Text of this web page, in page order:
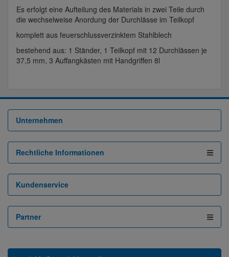
Es erfolgt eine Aufteilung des Materials in zwei Teile durch
die wechselweise Anordung der Durchlässe im Teilkopf
komplett aus feuerschlussverzinktem Stahlblech
bestehend aus: 1 Ständer, 1 Teilkopf mit 12 Durchlässen je
37,5 mm, 3 Auffangkästen mit Handgriffen 8l
Unternehmen
Rechtliche Informationen
Kundenservice
Partner